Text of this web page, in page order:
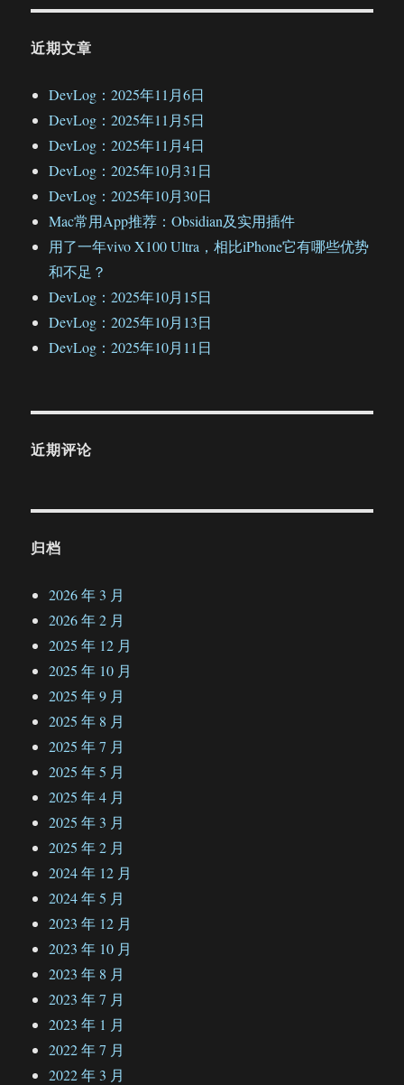
近期文章
DevLog：2025年11月6日
DevLog：2025年11月5日
DevLog：2025年11月4日
DevLog：2025年10月31日
DevLog：2025年10月30日
Mac常用App推荐：Obsidian及实用插件
用了一年vivo X100 Ultra，相比iPhone它有哪些优势
和不足？
DevLog：2025年10月15日
DevLog：2025年10月13日
DevLog：2025年10月11日
近期评论
归档
2026 年 3 月
2026 年 2 月
2025 年 12 月
2025 年 10 月
2025 年 9 月
2025 年 8 月
2025 年 7 月
2025 年 5 月
2025 年 4 月
2025 年 3 月
2025 年 2 月
2024 年 12 月
2024 年 5 月
2023 年 12 月
2023 年 10 月
2023 年 8 月
2023 年 7 月
2023 年 1 月
2022 年 7 月
2022 年 3 月